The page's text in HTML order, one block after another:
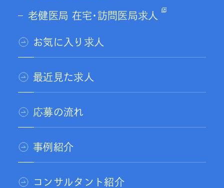
老健医局 在宅･訪問医局求人
お気に入り求人
最近見た求人
応募の流れ
事例紹介
コンサルタント紹介